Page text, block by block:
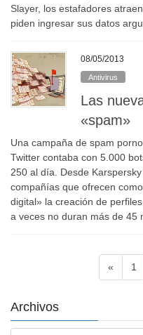
Slayer, los estafadores
piden ingresar sus datos
08/05/2013
Antivirus
Las
«spam»
Una campaña de spam
Twitter contaba con 5.000
250 al día. Desde
compañías que ofrecen
digital» la creación de
a veces no duran más de 45
entradas
« 1
Archivos
Archivos